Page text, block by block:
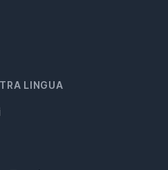
LINGUA